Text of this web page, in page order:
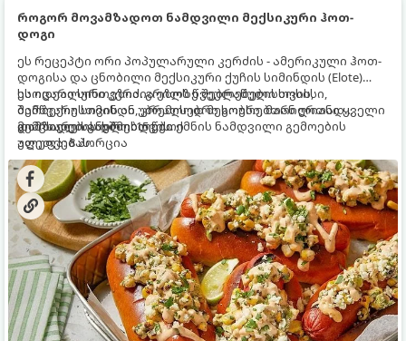
როგორ მოვამზადოთ ნამდვილი მექსიკური ჰოთ-
დოგი
ეს რეცეპტი ორი პოპულარული კერძის - ამერიკული ჰოთ-
დოგისა და ცნობილი მექსიკური ქუჩის სიმინდის (Elote)
საოცარი სინთეზია. გრილზე შებრაწული სოსისი,
შემწვარი სიმინდი, კრემისებრი სოუსი, მარილიანი ყველი
და ცხარე სანელებლები ქმნის ნამდვილი გემოების
აფეთქებას.
ეს იდეალური კერძია ეზოს წვეულებებისთვის,
ბარბექიუსთვის ან უბრალოდ მეგობრებთან ერთად
გემრიელი ვახშმისთვის.
მომზადების დრო: 15 წუთი
ულუფა: 8 პორცია